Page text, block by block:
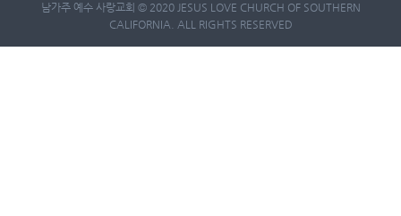
남가주 예수 사랑교회 © 2020 JESUS LOVE CHURCH OF SOUTHERN
CALIFORNIA. ALL RIGHTS RESERVED